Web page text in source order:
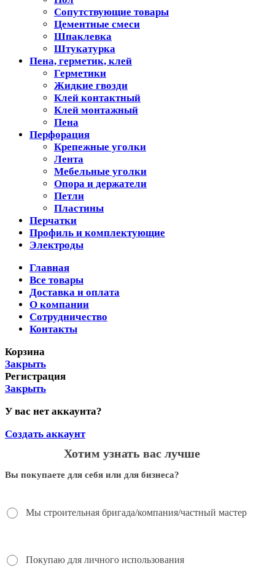
Сопутствующие товары
Цементные смеси
Шпаклевка
Штукатурка
Пена, герметик, клей
Герметики
Жидкие гвозди
Клей контактный
Клей монтажный
Пена
Перфорация
Крепежные уголки
Лента
Мебельные уголки
Опора и держатели
Петли
Пластины
Перчатки
Профиль и комплектующие
Электроды
Главная
Все товары
Доставка и оплата
О компании
Сотрудничество
Контакты
Корзина
Закрыть
Регистрация
Закрыть
У вас нет аккаунта?
Создать аккаунт
Хотим узнать вас лучше
Вы покупаете для себя или для бизнеса?
Мы строительная бригада/компания/частный мастер
Покупаю для личного использования